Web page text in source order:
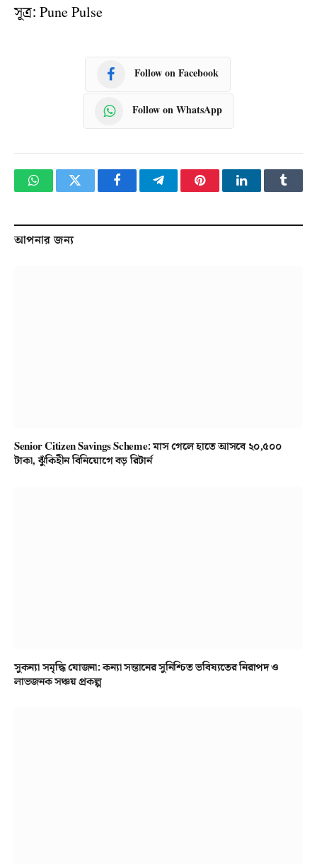
সূত্র: Pune Pulse
Follow on Facebook
Follow on WhatsApp
WhatsAppTwitter FacebookTelegramPinterestLinkedIn
আপনার জন্য
Senior Citizen Savings Scheme: মাস গেলে হাতে আসবে ২০,৫০০
টাকা, ঝুঁকিহীন বিনিয়োগে বড় রিটার্ন
সুকন্যা সমৃদ্ধি যোজনা: কন্যা সন্তানের সুনিশ্চিত ভবিষ্যতের নিরাপদ ও
লাভজনক সঞ্চয় প্রকল্প